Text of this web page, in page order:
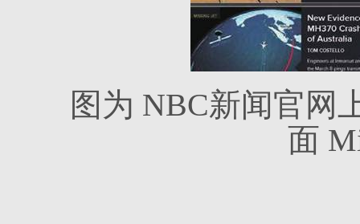
图为 NBC新闻官网
面